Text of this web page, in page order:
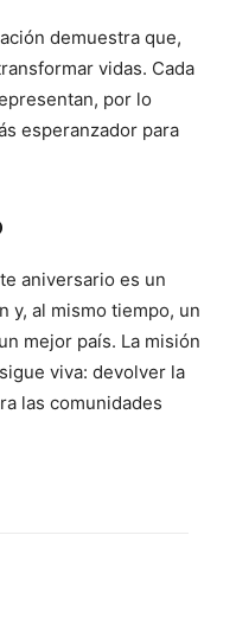
demuestra que,
vidas. Cada
por lo
esperanzador para
aniversario es un
y, al mismo tiempo, un
mejor país. La misión
viva: devolver la
las comunidades